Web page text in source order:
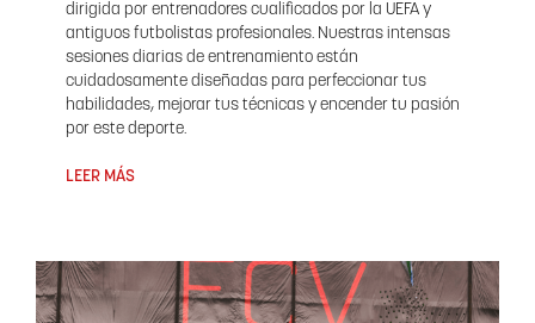
dirigida por entrenadores cualificados por la UEFA y
antiguos futbolistas profesionales. Nuestras intensas
sesiones diarias de entrenamiento están
cuidadosamente diseñadas para perfeccionar tus
habilidades, mejorar tus técnicas y encender tu pasión
por este deporte.
LEER MÁS